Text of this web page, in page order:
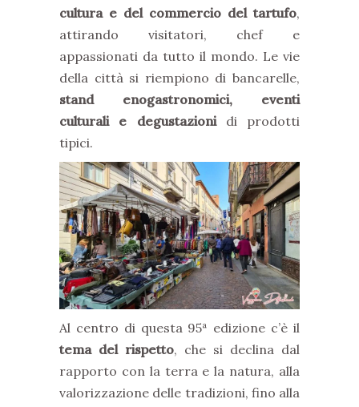
cultura e del commercio del tartufo,
attirando visitatori, chef e
appassionati da tutto il mondo. Le vie
della città si riempiono di bancarelle,
stand enogastronomici, eventi
culturali e degustazionidi prodotti
tipici.
Al centro di questa 95ª edizione c’è il
tema del rispetto, che si declina dal
rapporto con la terra e la natura, alla
valorizzazione delle tradizioni, fino alla